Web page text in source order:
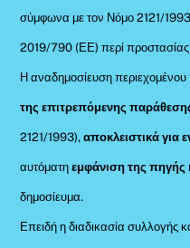
σύμφωνα με τον Νόμο 2121/
2019/790 (ΕΕ) περί προστασίας
Η αναδημοσίευση περιεχομένου
της επιτρεπόμενης
2121/1993), αποκλειστικά για
αυτόματηεμφάνιση της πηγής
δημοσίευμα.
Επειδή η διαδικασία συλλογής